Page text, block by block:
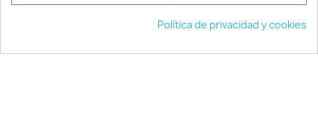
Tienda exposición
Política de privacidad y cookies